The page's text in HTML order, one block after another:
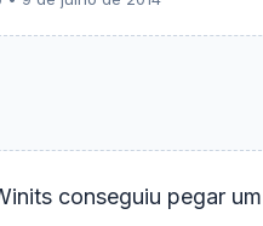
conseguiu pegar